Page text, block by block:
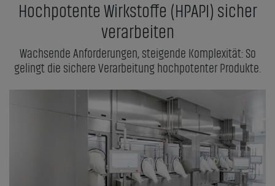
Hochpotente Wirkstoffe (HPAPI) sicher
verarbeiten
Wachsende Anforderungen, steigende Komplexität: So
gelingt die sichere Verarbeitung hochpotenter Produkte.